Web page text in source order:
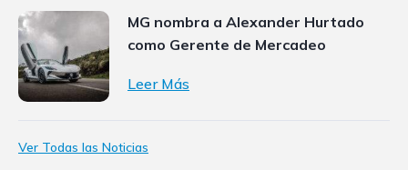
MG nombra a Alexander Hurtado
como Gerente de Mercadeo
Leer Más
Ver Todas las Noticias